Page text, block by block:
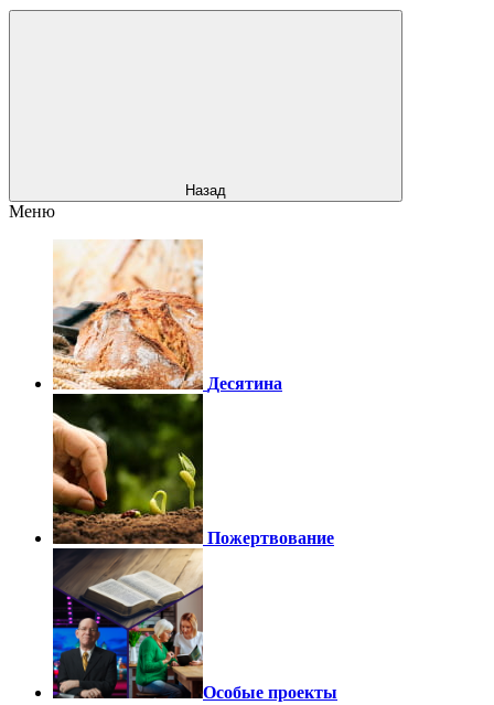
Назад
Меню
Десятина
Пожертвование
Особые проекты